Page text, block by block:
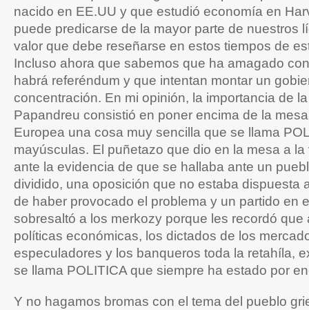
nacido en EE.UU y que estudió economía en
puede predicarse de la mayor parte de nuestros
valor que debe reseñarse en estos tiempos de
Incluso ahora que sabemos que ha amagado
habrá referéndum y que intentan montar un
concentración. En mi opinión, la importancia de
Papandreu consistió en poner encima de la
Europea una cosa muy sencilla que se llama
mayúsculas. El puñetazo que dio en la mesa a
ante la evidencia de que se hallaba ante un
dividido, una oposición que no estaba dispuesta
de haber provocado el problema y un partido en
sobresaltó a los merkozy porque les recordó que
políticas económicas, los dictados de los
especuladores y los banqueros toda la retahíla,
se llama POLITICA que siempre ha estado por
Y no hagamos bromas con el tema del pueblo